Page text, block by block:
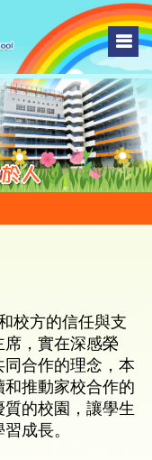
方的信任與支
，實在深感榮
合作的理念，本
推動家校合作的
的校園，讓學生
成長。